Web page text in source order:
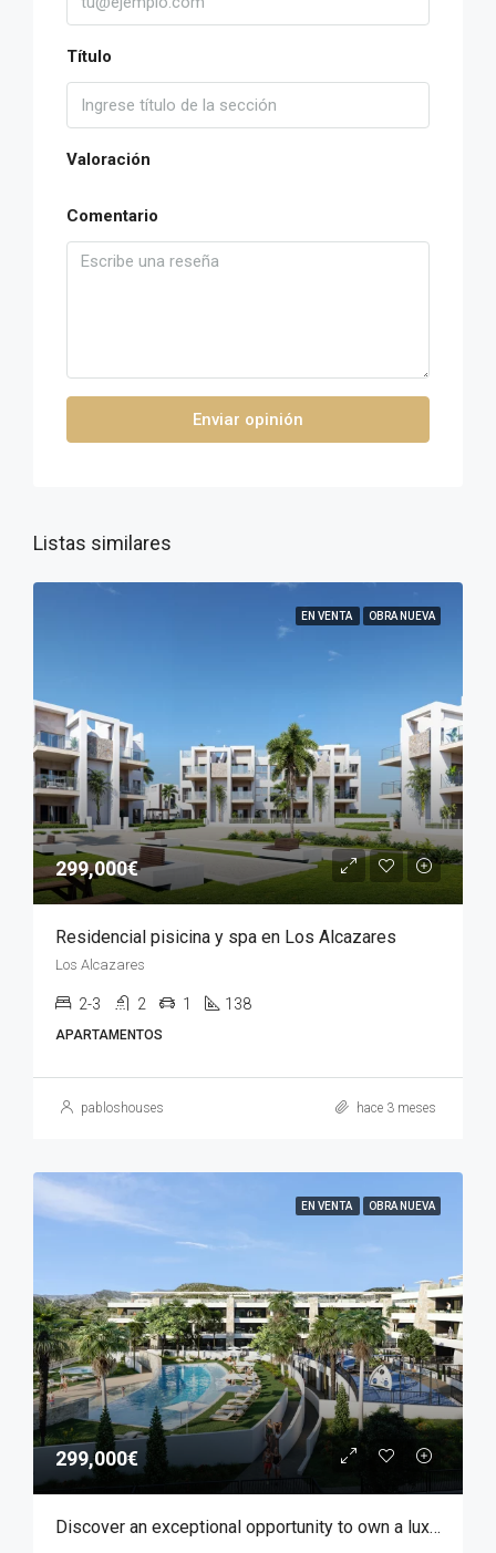
Título
Valoración
Comentario
Enviar opinión
Listas similares
EN VENTA OBRA NUEVA
299,000€
Residencial pisicina y spa en Los Alcazares
Los Alcazares
2-3 2 1 138
APARTAMENTOS
pabloshouses hace 3 meses
EN VENTA OBRA NUEVA
299,000€
Discover an exceptional opportunity to own a luxury apartment in Font del Llop, one of the most prestigious residential golf resorts in the Costa Blanca region.